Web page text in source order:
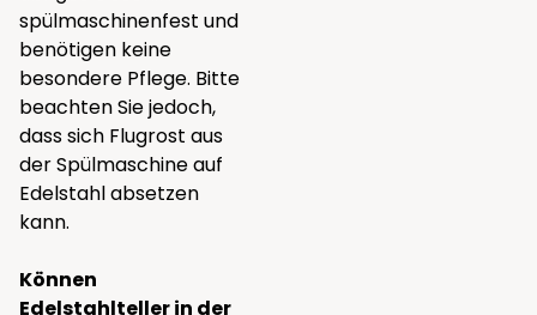
spülmaschinenfest und
benötigen keine
besondere Pflege. Bitte
beachten Sie jedoch,
dass sich Flugrost aus
der Spülmaschine auf
Edelstahl absetzen
kann.
Können
Edelstahlteller in der